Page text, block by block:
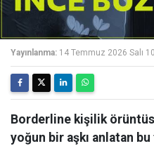
Yayınlanma: 14 Temmuz 2026 Salı
Borderline kişilik
yoğun bir aşkı anlatan